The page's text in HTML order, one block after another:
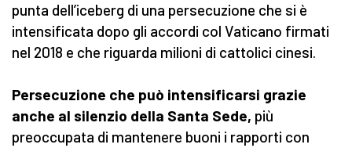
punta dell’iceberg di una persecuzione che si è
intensificata dopo gli accordi col Vaticano firmati
nel 2018 e che riguarda milioni di cattolici cinesi.
Persecuzione che può intensificarsi grazie
anche al silenzio della Santa Sede, più
preoccupata di mantenere buoni i rapporti con